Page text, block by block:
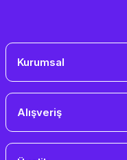
Kurumsal
Alışveriş